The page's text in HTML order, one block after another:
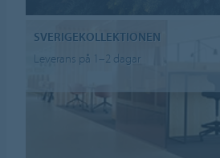
SVERIGEKOLLEKTIONEN
Leverans på 1–2 dagar